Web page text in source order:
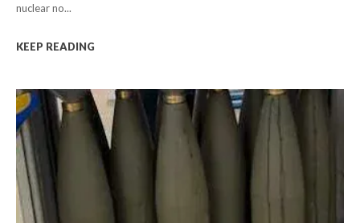
nuclear no...
KEEP READING